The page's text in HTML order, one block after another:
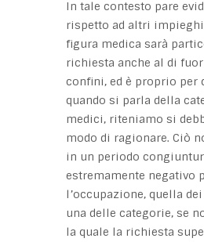
In tale contesto pare
rispetto ad altri
figura medica sarà
richiesta anche al di
confini, ed è proprio per
quando si parla della
medici, riteniamo si
modo di ragionare. Ciò
in un periodo
estremamente negativo
l’occupazione, quella
una delle categorie, se
la quale la richiesta